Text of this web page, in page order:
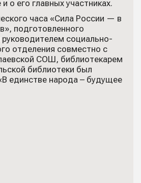
о его главных участниках.
часа «Сила России — в
подготовленного
социально-
отделения совместно с
СОШ, библиотекарем
библиотеки был
единстве народа – будущее